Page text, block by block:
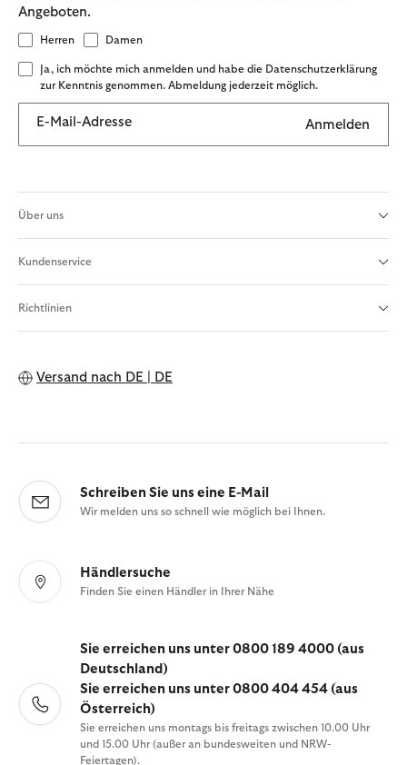
Angeboten.
Herren Damen
Ja, ich möchte mich anmelden und habe die Datenschutzerklärung
zur Kenntnis genommen. Abmeldung jederzeit möglich.
E-Mail-Adresse Anmelden
Über uns
Kundenservice
Richtlinien
Versand nach DE | DE
Schreiben Sie uns eine E-Mail
Wir melden uns so schnell wie möglich bei Ihnen.
Händlersuche
Finden Sie einen Händler in Ihrer Nähe
Sie erreichen uns unter 0800 189 4000 (aus
Deutschland)
Sie erreichen uns unter 0800 404 454 (aus
Österreich)
Sie erreichen uns montags bis freitags zwischen 10.00 Uhr
und 15.00 Uhr (außer an bundesweiten und NRW-
Feiertagen).